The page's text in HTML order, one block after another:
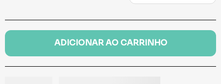
ADICIONAR AO CARRINHO